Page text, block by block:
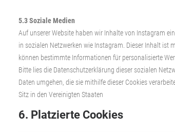
5.3 Soziale Medien
Auf unserer Website haben wir Inhalte von Instagram
in sozialen Netzwerken wie Instagram. Dieser Inhalt ist
können bestimmte Informationen für personalisierte
Bitte lies die Datenschutzerklärung dieser sozialen
Daten umgehen, die sie mithilfe dieser Cookies
Sitz in den Vereinigten Staaten
6. Platzierte Cookies